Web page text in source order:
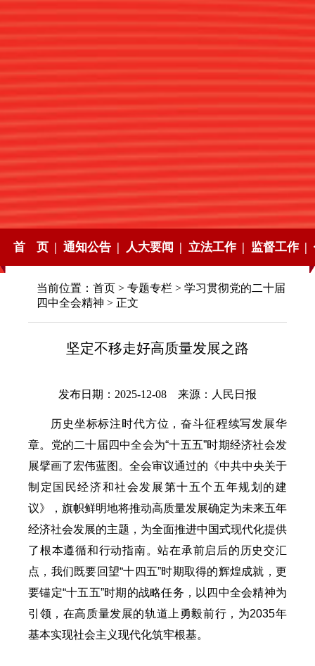
首 页 | 通知公告 | 人大要闻 | 立法工作 | 监督工作 |
当前位置： 首页 > 专题专栏 > 学习贯彻党的二十届
四中全会精神 > 正文
坚定不移走好高质量发展之路
发布日期：2025-12-08 来源：人民日报
历史坐标标注时代方位，奋斗征程续写发展华
章。党的二十届四中全会为“十五五”时期经济社会发
展擘画了宏伟蓝图。全会审议通过的《中共中央关于
制定国民经济和社会发展第十五个五年规划的建
议》，旗帜鲜明地将推动高质量发展确定为未来五年
经济社会发展的主题，为全面推进中国式现代化提供
了根本遵循和行动指南。站在承前启后的历史交汇
点，我们既要回望“十四五”时期取得的辉煌成就，更
要锚定“十五五”时期的战略任务，以四中全会精神为
引领，在高质量发展的轨道上勇毅前行，为2035年
基本实现社会主义现代化筑牢根基。